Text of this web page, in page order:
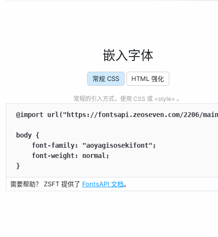
嵌入字体
常规 CSS HTML 强化
常规的引入方式，使用 CSS 或 <style> 。
@import url("https://fontsapi.zeoseven.com/2206/
body {
    font-family: "aoyagisosekifont";
    font-weight: normal;
}
需要帮助？ ZSFT 提供了 FontsAPI 文档。